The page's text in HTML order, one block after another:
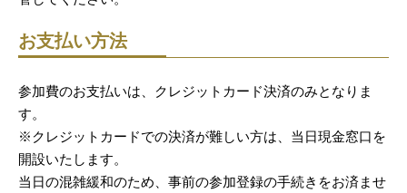
お支払い方法
参加費のお支払いは、クレジットカード決済のみとなりま
す。
※クレジットカードでの決済が難しい方は、当日現金窓口を
開設いたします。
当日の混雑緩和のため、事前の参加登録の手続きをお済ませ